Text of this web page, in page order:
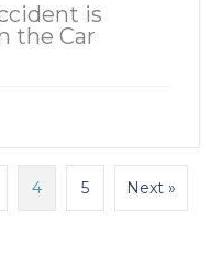
is
the Car
4 5 Next »